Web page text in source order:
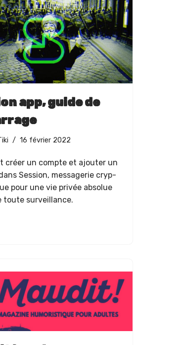
app, guide de
16 février 2022
créer un compte et ajouter un
Ses­sion, mes­sagerie cryp­
pour une vie privée absolue
toute surveillance.